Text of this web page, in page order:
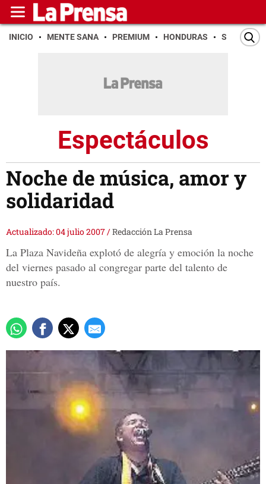
INICIO MENTE SANA PREMIUM HONDURAS SAN PEDRO
Espectáculos
Noche de música, amor y
solidaridad
Actualizado: 04 julio 2007/Redacción La Prensa
La Plaza Navideña explotó de alegría y emoción la noche
del viernes pasado al congregar parte del talento de
nuestro país.